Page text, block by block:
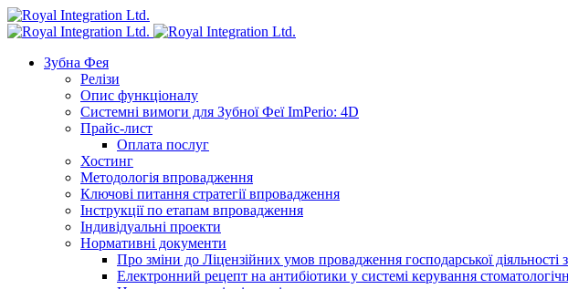
Зубна Фея
Релізи
Опис функціоналу
Системні вимоги для Зубної Феї ImPerio: 4D
Прайс-лист
Оплата послуг
Хостинг
Методологія впровадження
Ключові питання стратегії впровадження
Інструкції по етапам впровадження
Індивідуальні проекти
Нормативні документи
Про зміни до Ліцензійних умов провадження господарської діяльності
Електронний рецепт на антибіотики у системі керування